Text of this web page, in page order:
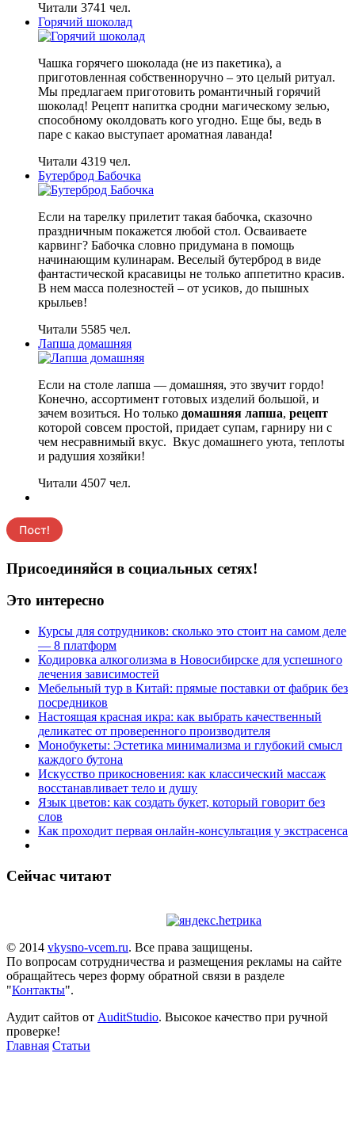
Читали 3741 чел.
Горячий шоколад
Чашка горячего шоколада (не из пакетика), а
приготовленная собственноручно – это целый ритуал.
Мы предлагаем приготовить романтичный горячий
шоколад! Рецепт напитка сродни магическому зелью,
способному околдовать кого угодно. Еще бы, ведь в
паре с какао выступает ароматная лаванда!
Читали 4319 чел.
Бутерброд Бабочка
Если на тарелку прилетит такая бабочка, сказочно
праздничным покажется любой стол. Осваиваете
карвинг? Бабочка словно придумана в помощь
начинающим кулинарам. Веселый бутерброд в виде
фантастической красавицы не только аппетитно красив.
В нем масса полезностей – от усиков, до пышных
крыльев!
Читали 5585 чел.
Лапша домашняя
Если на столе лапша — домашняя, это звучит гордо!
Конечно, ассортимент готовых изделий большой, и
зачем возиться. Но только домашняя лапша, рецепт
которой совсем простой, придает супам, гарниру ни с
чем несравнимый вкус. Вкус домашнего уюта, теплоты
и радушия хозяйки!
Читали 4507 чел.
Присоединяйся в социальных сетях!
Это интересно
Курсы для сотрудников: сколько это стоит на самом деле
— 8 платформ
Кодировка алкоголизма в Новосибирске для успешного
лечения зависимостей
Мебельный тур в Китай: прямые поставки от фабрик без
посредников
Настоящая красная икра: как выбрать качественный
деликатес от проверенного производителя
Монобукеты: Эстетика минимализма и глубокий смысл
каждого бутона
Искусство прикосновения: как классический массаж
восстанавливает тело и душу
Язык цветов: как создать букет, который говорит без
слов
Как проходит первая онлайн-консультация у экстрасенса
Сейчас читают
© 2014 vkysno-vcem.ru. Все права защищены.
По вопросам сотрудничества и размещения рекламы на сайте
обращайтесь через форму обратной связи в разделе
"Контакты".
Аудит сайтов от AuditStudio. Высокое качество при ручной
проверке!
Главная Статьи